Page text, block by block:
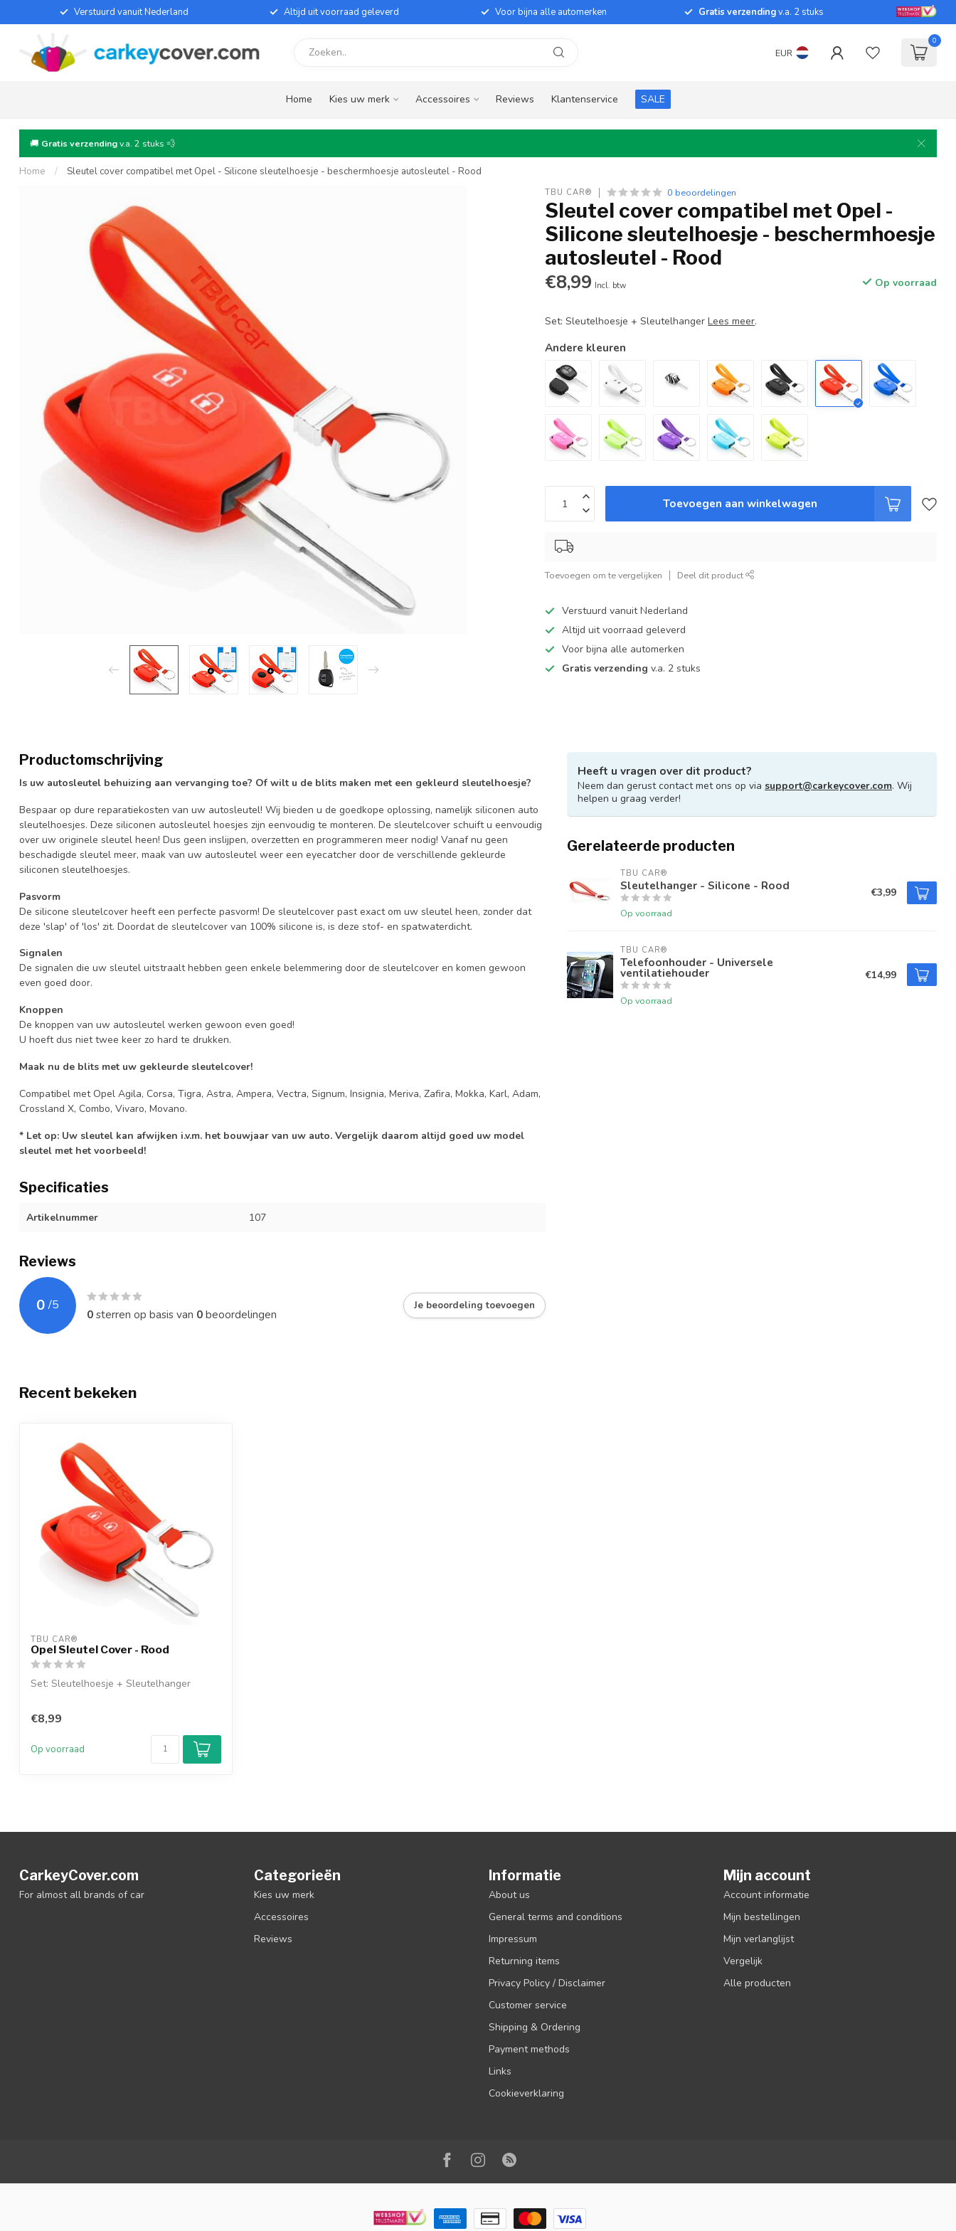
Verstuurd vanuit Nederland Altijd uit voorraad geleverd Voor bijna alle automerken Gratis verzendingv.a. 2 stuks
EUR
0
Home Kies uw merk Accessoires Reviews Klantenservice SALE
🚚 Gratis verzendingv.a. 2 stuks 💨
Home / Sleutel cover compatibel met Opel - Silicone sleutelhoesje - beschermhoesje autosleutel - Rood
TBU CAR® 0 beoordelingen
Sleutel cover compatibel met Opel -
Silicone sleutelhoesje - beschermhoesje
autosleutel - Rood
€8,99 Incl. btw Op voorraad
Set: Sleutelhoesje + SleutelhangerLees meer.
Andere kleuren
Toevoegen aan winkelwagen
Toevoegen om te vergelijken Deel dit product
Verstuurd vanuit Nederland
Altijd uit voorraad geleverd
Voor bijna alle automerken
Gratis verzending v.a. 2 stuks
Productomschrijving
Is uw autosleutel behuizing aan vervanging toe? Of wilt u de blits maken met een gekleurd sleutelhoesje?
Bespaar op dure reparatiekosten van uw autosleutel! Wij bieden u de goedkope oplossing, namelijk siliconen auto
sleutelhoesjes. Deze siliconen autosleutel hoesjes zijn eenvoudig te monteren. De sleutelcover schuift u eenvoudig
over uw originele sleutel heen! Dus geen inslijpen, overzetten en programmeren meer nodig! Vanaf nu geen
beschadigde sleutel meer, maak van uw autosleutel weer een eyecatcher door de verschillende gekleurde
siliconen sleutelhoesjes.
Pasvorm
De silicone sleutelcover heeft een perfecte pasvorm! De sleutelcover past exact om uw sleutel heen, zonder dat
deze 'slap' of 'los' zit. Doordat de sleutelcover van 100% silicone is, is deze stof- en spatwaterdicht.
Signalen
De signalen die uw sleutel uitstraalt hebben geen enkele belemmering door de sleutelcover en komen gewoon
even goed door.
Knoppen
De knoppen van uw autosleutel werken gewoon even goed!
U hoeft dus niet twee keer zo hard te drukken.
Maak nu de blits met uw gekleurde sleutelcover!
Compatibel met Opel Agila, Corsa, Tigra, Astra, Ampera, Vectra, Signum, Insignia, Meriva, Zafira, Mokka, Karl, Adam,
Crossland X, Combo, Vivaro, Movano.
* Let op: Uw sleutel kan afwijken i.v.m. het bouwjaar van uw auto. Vergelijk daarom altijd goed uw model
sleutel met het voorbeeld!
Specificaties
Artikelnummer 107
Reviews
0 /5
0sterren op basis van 0beoordelingen
Je beoordeling toevoegen
Heeft u vragen over dit product?
Neem dan gerust contact met ons op via support@carkeycover.com. Wij
helpen u graag verder!
Gerelateerde producten
TBU CAR®
Sleutelhanger - Silicone - Rood
Op voorraad
€3,99
TBU CAR®
Telefoonhouder - Universele
ventilatiehouder
Op voorraad
€14,99
Recent bekeken
TBU CAR®
Opel Sleutel Cover - Rood
Set: Sleutelhoesje + Sleutelhanger
€8,99
Op voorraad
CarkeyCover.com
For almost all brands of car
Categorieën
Kies uw merk
Accessoires
Reviews
Informatie
About us
General terms and conditions
Impressum
Returning items
Privacy Policy / Disclaimer
Customer service
Shipping & Ordering
Payment methods
Links
Cookieverklaring
Mijn account
Account informatie
Mijn bestellingen
Mijn verlanglijst
Vergelijk
Alle producten